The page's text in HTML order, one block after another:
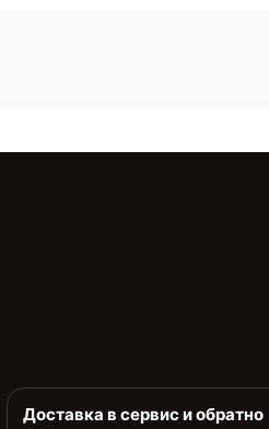
Доставка в сервис и обратно